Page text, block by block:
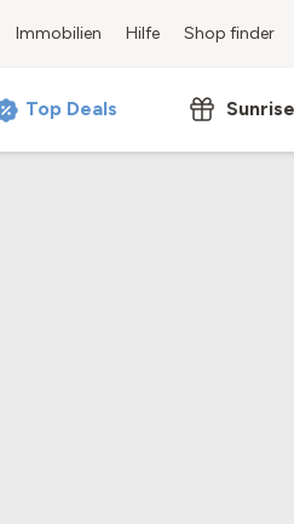
Immobilien Hilfe Shop finder
Top Deals